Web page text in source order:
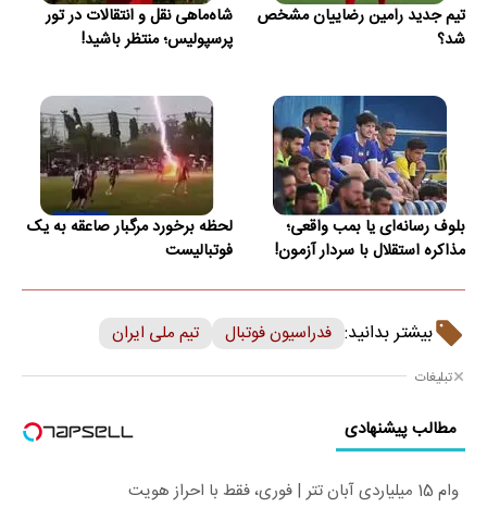
تیم جدید رامین رضاییان مشخص
شد؟
شاه‌ماهی نقل و انتقالات در تور
پرسپولیس؛ منتظر باشید!
بلوف رسانه‌ای یا بمب واقعی؛
مذاکره استقلال با سردار آزمون!
لحظه برخورد مرگبار صاعقه به یک
فوتبالیست
بیشتر بدانید: فدراسیون فوتبال تیم ملی ایران
تبلیغات
مطالب پیشنهادی
وام 15 میلیاردی آبان تتر | فوری، فقط با احراز هویت